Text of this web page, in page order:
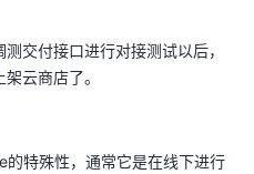
交付接口进行对接测试以后，
云商店了。
的特殊性，通常它是在线下进行